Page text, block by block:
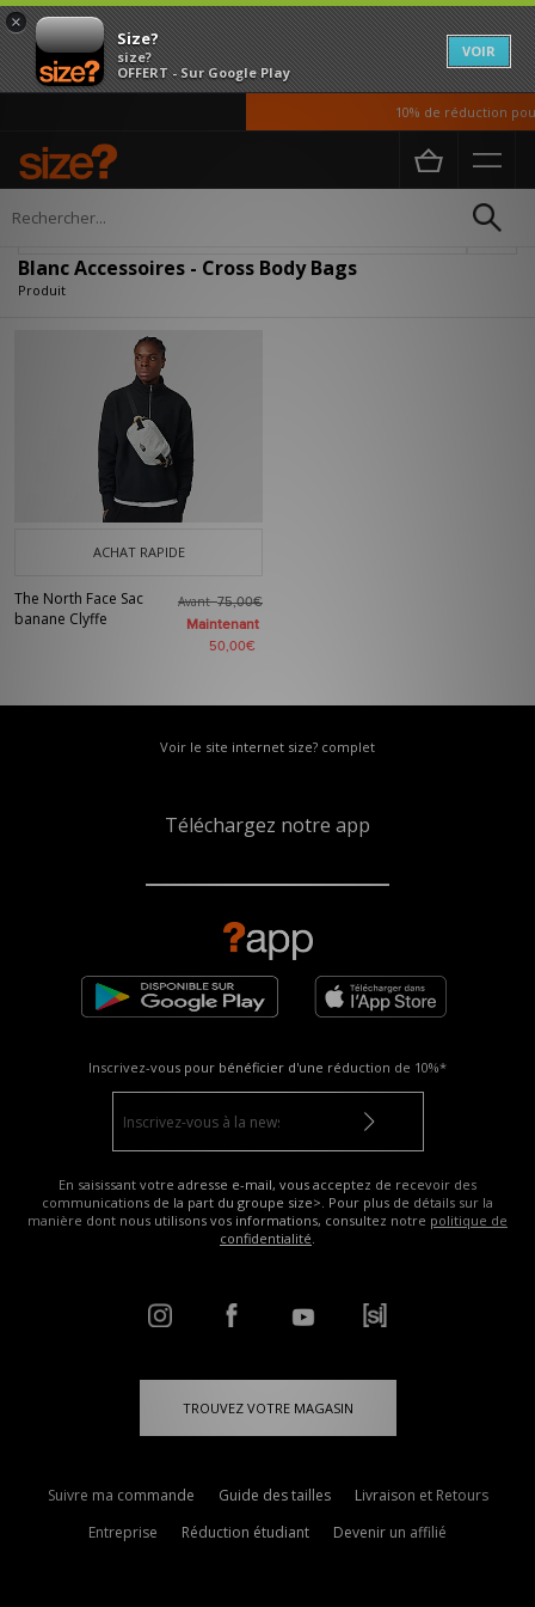
×
Size?
size?
OFFERT - Sur Google Play
VOIR
10% de réduction
Accueil Femme
Blanc Accessoires - Cross Body Bags
Produit
ACHAT RAPIDE
The North Face Sac
banane Clyffe
Avant75,00€
Maintenant
50,00€
Voir le site internet size? complet
Téléchargez notre app
Inscrivez-vous pour bénéficier d'une réduction de 10%*
En saisissant votre adresse e-mail, vous acceptez de recevoir des
communications de la part du groupe size>. Pour plus de détails sur la
manière dont nous utilisons vos informations, consultez notre politique de
confidentialité.
TROUVEZ VOTRE MAGASIN
Suivre ma commande Guide des tailles
Livraison et Retours
Entreprise
Réduction étudiant Devenir un affilié